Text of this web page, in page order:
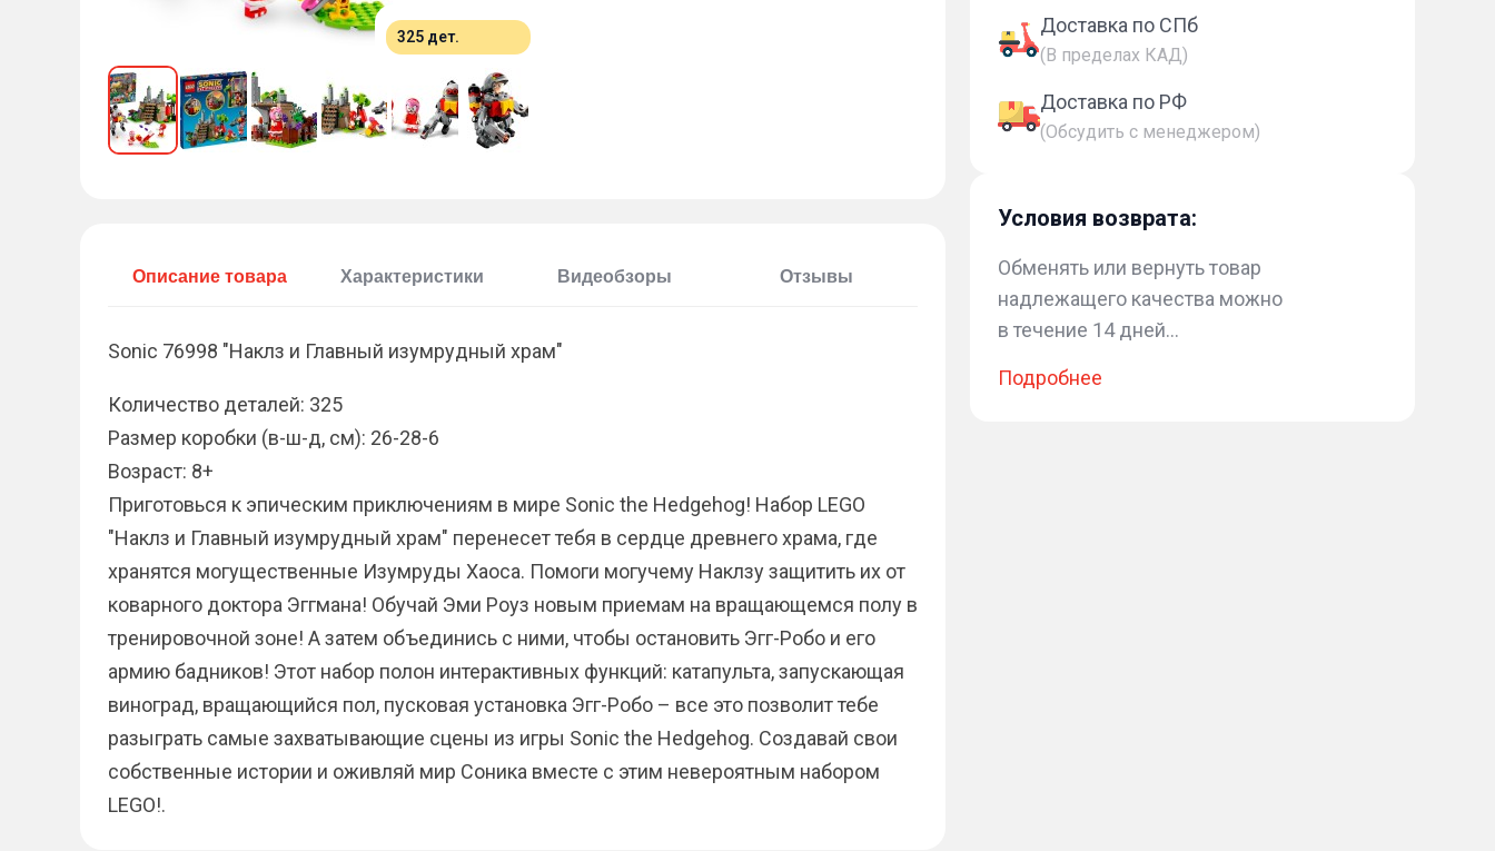
325 дет.
Описание товара Характеристики Видеобзоры Отзывы
Sonic 76998 "Наклз и Главный изумрудный храм"
Количество деталей: 325
Размер коробки (в-ш-д, см): 26-28-6
Возраст: 8+
Приготовься к эпическим приключениям в мире Sonic the Hedgehog! Набор LEGO
"Наклз и Главный изумрудный храм" перенесет тебя в сердце древнего храма, где
хранятся могущественные Изумруды Хаоса. Помоги могучему Наклзу защитить их от
коварного доктора Эггмана! Обучай Эми Роуз новым приемам на вращающемся полу в
тренировочной зоне! А затем объединись с ними, чтобы остановить Эгг-Робо и его
армию бадников! Этот набор полон интерактивных функций: катапульта, запускающая
виноград, вращающийся пол, пусковая установка Эгг-Робо – все это позволит тебе
разыграть самые захватывающие сцены из игры Sonic the Hedgehog. Создавай свои
собственные истории и оживляй мир Соника вместе с этим невероятным набором
LEGO!.
Доставка по СПб
(В пределах КАД)
Доставка по РФ
(Обсудить с менеджером)
Условия возврата:
Обменять или вернуть товар
надлежащего качества можно
в течение 14 дней...
Подробнее